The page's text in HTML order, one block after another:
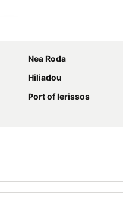
Nea Roda
Hiliadou
Port of Ierissos